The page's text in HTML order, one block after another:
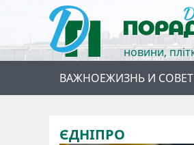
новини,
ВАЖНОЕЖИЗНЬ И
ЄДНІПРО